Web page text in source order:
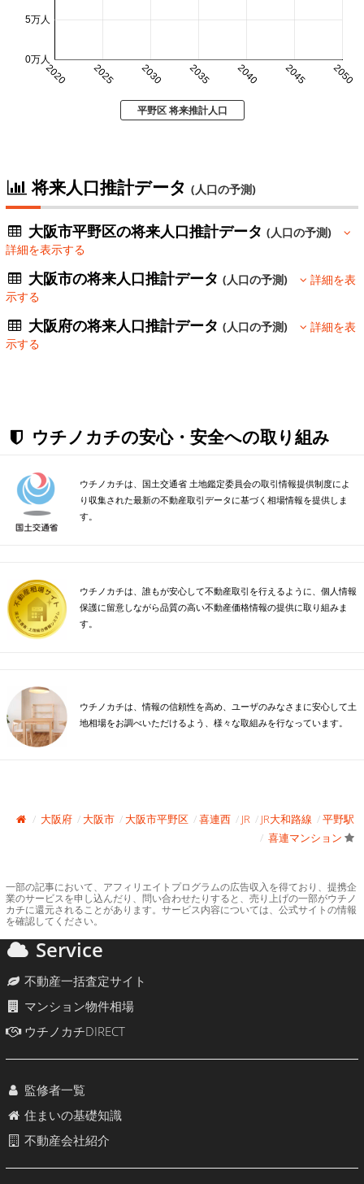
2020 2025 2030 2035 2040 2045 2050
0万人
5万人
平野区 将来推計人口
将来人口推計データ (人口の予測)
大阪市平野区の将来人口推計データ(人口の予測)
詳細を表示する
大阪市の将来人口推計データ(人口の予測)
詳細を表
示する
大阪府の将来人口推計データ(人口の予測)
詳細を表
示する
ウチノカチの安心・安全への取り組み
ウチノカチは、国土交通省 土地鑑定委員会の取引情報提供制度によ
り収集された最新の不動産取引データに基づく相場情報を提供しま
す。
ウチノカチは、誰もが安心して不動産取引を行えるように、個人情報
保護に留意しながら品質の高い不動産価格情報の提供に取り組みま
す。
ウチノカチは、情報の信頼性を高め、ユーザのみなさまに安心して土
地相場をお調べいただけるよう、様々な取組みを行なっています。
大阪府 大阪市 大阪市平野区 喜連西 JR JR大和路線
平野駅
喜連マンション
一部の記事において、アフィリエイトプログラムの広告収入を得ており、提携企
業のサービスを申し込んだり、問い合わせたりすると、売り上げの一部がウチノ
カチに還元されることがあります。サービス内容については、公式サイトの情報
を確認してください。
Service
不動産一括査定サイト
マンション物件相場
ウチノカチDIRECT
監修者一覧
住まいの基礎知識
不動産会社紹介